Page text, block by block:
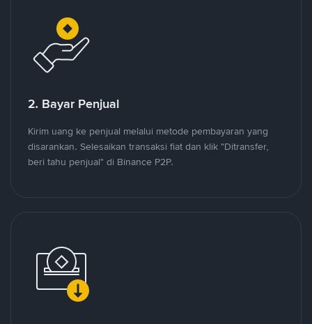
2. Bayar Penjual
Kirim uang ke penjual melalui metode pembayaran yang
disarankan. Selesaikan transaksi fiat dan klik "Ditransfer,
beri tahu penjual" di Binance P2P.